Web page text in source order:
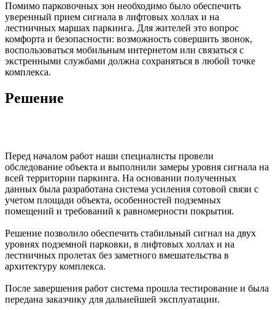
Помимо парковочных зон необходимо было обеспечить
уверенный прием сигнала в лифтовых холлах и на
лестничных маршах паркинга. Для жителей это вопрос
комфорта и безопасности: возможность совершить звонок,
воспользоваться мобильным интернетом или связаться с
экстренными службами должна сохраняться в любой точке
комплекса.
Решение
Перед началом работ наши специалисты провели
обследование объекта и выполнили замеры уровня сигнала на
всей территории паркинга. На основании полученных
данных была разработана система усиления сотовой связи с
учетом площади объекта, особенностей подземных
помещений и требований к равномерности покрытия.
Решение позволило обеспечить стабильный сигнал на двух
уровнях подземной парковки, в лифтовых холлах и на
лестничных пролетах без заметного вмешательства в
архитектуру комплекса.
После завершения работ система прошла тестирование и была
передана заказчику для дальнейшей эксплуатации.